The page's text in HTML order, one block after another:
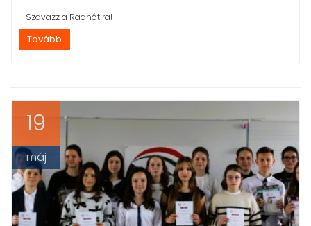
Szavazz a Radnótira!
Tovább
19
máj